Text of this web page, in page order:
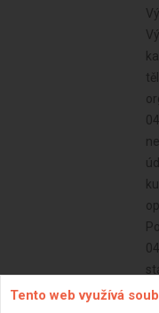
Tento web využívá